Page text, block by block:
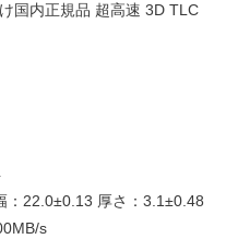
国内正規品 超高速 3D TLC
：22.0±0.13 厚さ：3.1±0.48
s